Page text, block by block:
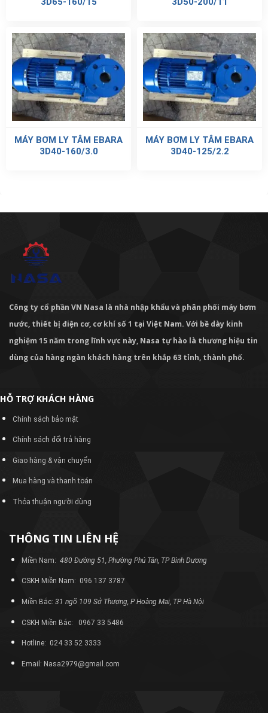
MÁY BƠM LY TÂM EBARA
3D40-160/3.0
MÁY BƠM LY TÂM EBARA
3D40-125/2.2
Công ty cổ phần VN Nasa là nhà nhập khẩu và phân phối máy bơm
nước, thiết bị điện cơ, cơ khí số 1 tại Việt Nam. Với bề dày kinh
nghiệm 15 năm trong lĩnh vực này, Nasa tự hào là thương hiệu tin
dùng của hàng ngàn khách hàng trên khắp 63 tỉnh, thành phố.
HỖ TRỢ KHÁCH HÀNG
Chính sách bảo mật
Chính sách đổi trả hàng
Giao hàng & vận chuyển
Mua hàng và thanh toán
Thỏa thuận người dùng
THÔNG TIN LIÊN HỆ
Miền Nam: 480 Đường 51, Phường Phú Tân, TP Bình Dương
CSKH Miền Nam: 096 137 3787
Miền Bắc: 31 ngõ 109 Sở Thượng, P Hoàng Mai, TP Hà Nội
CSKH Miền Bắc: 0967 33 5486
Hotline: 024 33 52 3333
Email: Nasa2979@gmail.com